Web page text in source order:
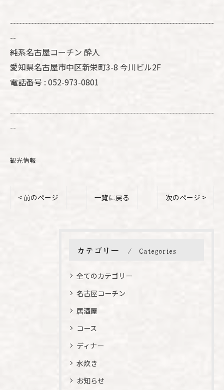
--------------------------------------------------------------------
--
純系名古屋コーチン 酔人
愛知県名古屋市中区新栄町3-8 今川ビル2F
電話番号 : 052-973-0801
--------------------------------------------------------------------
--
観光情報
< 前のページ 一覧に戻る 次のページ >
カテゴリー Categories
全てのカテゴリー
名古屋コーチン
居酒屋
コース
ディナー
水炊き
お知らせ